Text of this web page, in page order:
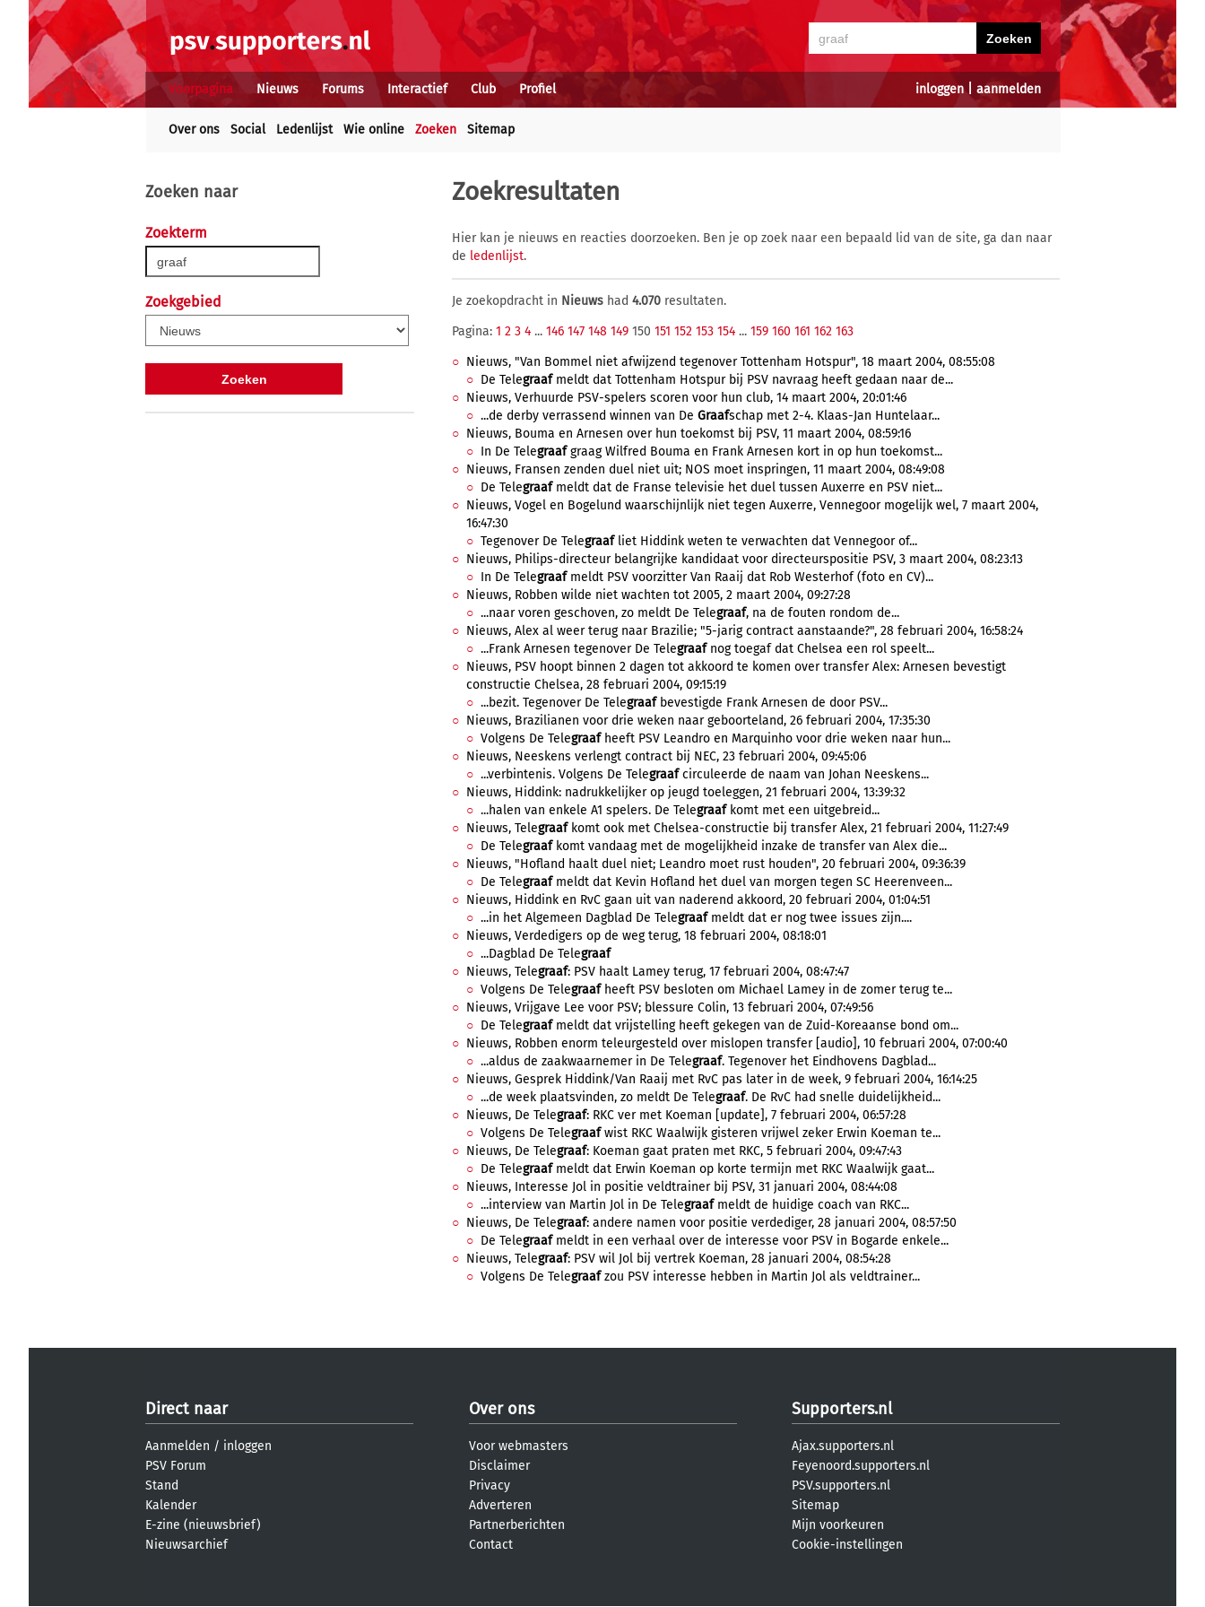
inloggen| aanmelden
Voorpagina Nieuws Forums Interactief Club Profiel
Over ons Social Ledenlijst Wie online Zoeken Sitemap
Zoeken naar
Zoekterm
Zoekgebied
Zoekresultaten
Hier kan je nieuws en reacties doorzoeken. Ben je op zoek naar een bepaald lid van de site, ga dan naar
de ledenlijst.
Je zoekopdracht in Nieuws had 4.070 resultaten.
Pagina: 1 2 3 4 ... 146 147 148 149 150 151 152 153 154 ... 159 160 161 162 163
Nieuws, "Van Bommel niet afwijzend tegenover Tottenham Hotspur", 18 maart 2004, 08:55:08
De Telegraafmeldt dat Tottenham Hotspur bij PSV navraag heeft gedaan naar de...
Nieuws, Verhuurde PSV-spelers scoren voor hun club, 14 maart 2004, 20:01:46
...de derby verrassend winnen van De Graafschap met 2-4. Klaas-Jan Huntelaar...
Nieuws, Bouma en Arnesen over hun toekomst bij PSV, 11 maart 2004, 08:59:16
In De Telegraafgraag Wilfred Bouma en Frank Arnesen kort in op hun toekomst...
Nieuws, Fransen zenden duel niet uit; NOS moet inspringen, 11 maart 2004, 08:49:08
De Telegraafmeldt dat de Franse televisie het duel tussen Auxerre en PSV niet...
Nieuws, Vogel en Bogelund waarschijnlijk niet tegen Auxerre, Vennegoor mogelijk wel, 7 maart 2004,
16:47:30
Tegenover De Telegraafliet Hiddink weten te verwachten dat Vennegoor of...
Nieuws, Philips-directeur belangrijke kandidaat voor directeurspositie PSV, 3 maart 2004, 08:23:13
In De Telegraafmeldt PSV voorzitter Van Raaij dat Rob Westerhof (foto en CV)...
Nieuws, Robben wilde niet wachten tot 2005, 2 maart 2004, 09:27:28
...naar voren geschoven, zo meldt De Telegraaf, na de fouten rondom de...
Nieuws, Alex al weer terug naar Brazilie; "5-jarig contract aanstaande?", 28 februari 2004, 16:58:24
...Frank Arnesen tegenover De Telegraafnog toegaf dat Chelsea een rol speelt...
Nieuws, PSV hoopt binnen 2 dagen tot akkoord te komen over transfer Alex: Arnesen bevestigt
constructie Chelsea, 28 februari 2004, 09:15:19
...bezit. Tegenover De Telegraafbevestigde Frank Arnesen de door PSV...
Nieuws, Brazilianen voor drie weken naar geboorteland, 26 februari 2004, 17:35:30
Volgens De Telegraafheeft PSV Leandro en Marquinho voor drie weken naar hun...
Nieuws, Neeskens verlengt contract bij NEC, 23 februari 2004, 09:45:06
...verbintenis. Volgens De Telegraafcirculeerde de naam van Johan Neeskens...
Nieuws, Hiddink: nadrukkelijker op jeugd toeleggen, 21 februari 2004, 13:39:32
...halen van enkele A1 spelers. De Telegraafkomt met een uitgebreid...
Nieuws, Telegraafkomt ook met Chelsea-constructie bij transfer Alex, 21 februari 2004, 11:27:49
De Telegraafkomt vandaag met de mogelijkheid inzake de transfer van Alex die...
Nieuws, "Hofland haalt duel niet; Leandro moet rust houden", 20 februari 2004, 09:36:39
De Telegraafmeldt dat Kevin Hofland het duel van morgen tegen SC Heerenveen...
Nieuws, Hiddink en RvC gaan uit van naderend akkoord, 20 februari 2004, 01:04:51
...in het Algemeen Dagblad De Telegraafmeldt dat er nog twee issues zijn....
Nieuws, Verdedigers op de weg terug, 18 februari 2004, 08:18:01
...Dagblad De Telegraaf
Nieuws, Telegraaf: PSV haalt Lamey terug, 17 februari 2004, 08:47:47
Volgens De Telegraafheeft PSV besloten om Michael Lamey in de zomer terug te...
Nieuws, Vrijgave Lee voor PSV; blessure Colin, 13 februari 2004, 07:49:56
De Telegraafmeldt dat vrijstelling heeft gekegen van de Zuid-Koreaanse bond om...
Nieuws, Robben enorm teleurgesteld over mislopen transfer [audio], 10 februari 2004, 07:00:40
...aldus de zaakwaarnemer in De Telegraaf. Tegenover het Eindhovens Dagblad...
Nieuws, Gesprek Hiddink/Van Raaij met RvC pas later in de week, 9 februari 2004, 16:14:25
...de week plaatsvinden, zo meldt De Telegraaf. De RvC had snelle duidelijkheid...
Nieuws, De Telegraaf: RKC ver met Koeman [update], 7 februari 2004, 06:57:28
Volgens De Telegraafwist RKC Waalwijk gisteren vrijwel zeker Erwin Koeman te...
Nieuws, De Telegraaf: Koeman gaat praten met RKC, 5 februari 2004, 09:47:43
De Telegraafmeldt dat Erwin Koeman op korte termijn met RKC Waalwijk gaat...
Nieuws, Interesse Jol in positie veldtrainer bij PSV, 31 januari 2004, 08:44:08
...interview van Martin Jol in De Telegraafmeldt de huidige coach van RKC...
Nieuws, De Telegraaf: andere namen voor positie verdediger, 28 januari 2004, 08:57:50
De Telegraafmeldt in een verhaal over de interesse voor PSV in Bogarde enkele...
Nieuws, Telegraaf: PSV wil Jol bij vertrek Koeman, 28 januari 2004, 08:54:28
Volgens De Telegraafzou PSV interesse hebben in Martin Jol als veldtrainer...
Direct naar
Aanmelden / inloggen
PSV Forum
Stand
Kalender
E-zine (nieuwsbrief)
Nieuwsarchief
Over ons
Voor webmasters
Disclaimer
Privacy
Adverteren
Partnerberichten
Contact
Supporters.nl
Ajax.supporters.nl
Feyenoord.supporters.nl
PSV.supporters.nl
Sitemap
Mijn voorkeuren
Cookie-instellingen